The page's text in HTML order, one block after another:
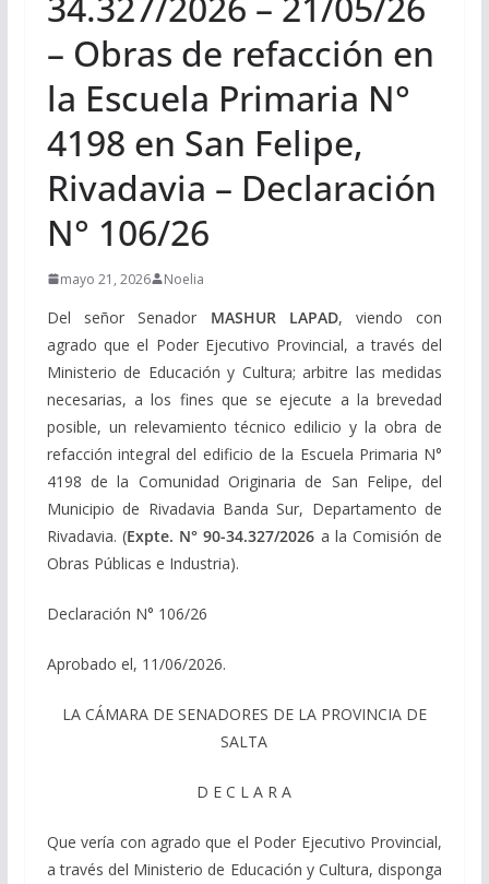
– Obras de refacción en
la Escuela Primaria N°
4198 en San Felipe,
Rivadavia – Declaración
N° 106/26
mayo 21, 2026 Noelia
Del señor Senador MASHUR LAPAD, viendo con
agrado que el Poder Ejecutivo Provincial, a través del
Ministerio de Educación y Cultura; arbitre las medidas
necesarias, a los fines que se ejecute a la brevedad
posible, un relevamiento técnico edilicio y la obra de
refacción integral del edificio de la Escuela Primaria N°
4198 de la Comunidad Originaria de San Felipe, del
Municipio de Rivadavia Banda Sur, Departamento de
Rivadavia. (Expte. N° 90-34.327/2026 a la Comisión de
Obras Públicas e Industria).
Declaración N° 106/26
Aprobado el, 11/06/2026.
LA CÁMARA DE SENADORES DE LA PROVINCIA DE
SALTA
D E C L A R A
Que vería con agrado que el Poder Ejecutivo Provincial,
a través del Ministerio de Educación y Cultura, disponga